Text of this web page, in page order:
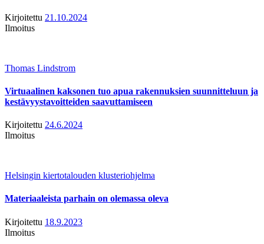
Kirjoitettu 21.10.2024
Ilmoitus
Thomas Lindstrom
Virtuaalinen kaksonen tuo apua rakennuksien suunnitteluun ja
kestävyystavoitteiden saavuttamiseen
Kirjoitettu 24.6.2024
Ilmoitus
Helsingin kiertotalouden klusteriohjelma
Materiaaleista parhain on olemassa oleva
Kirjoitettu 18.9.2023
Ilmoitus